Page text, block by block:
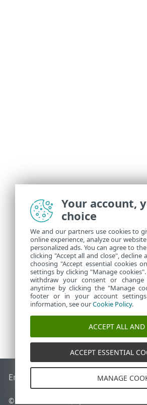
End of Life Base de connaissances
© 1992 - 2026 ESET, spol. s r.o. - Tous
Your account,
choice
We and our partners use cookies to
online experience, analyze our
personalized ads. You can agree to
clicking "Accept all and close", decline
choosing "Accept essential cookies
settings by clicking "Manage
withdraw your consent or change
anytime by clicking the "Manage
footer or in your account
information, see ourCookie Policy.
ACCEPT ALL AND
ACCEPT ESSENTIAL
MANAGE